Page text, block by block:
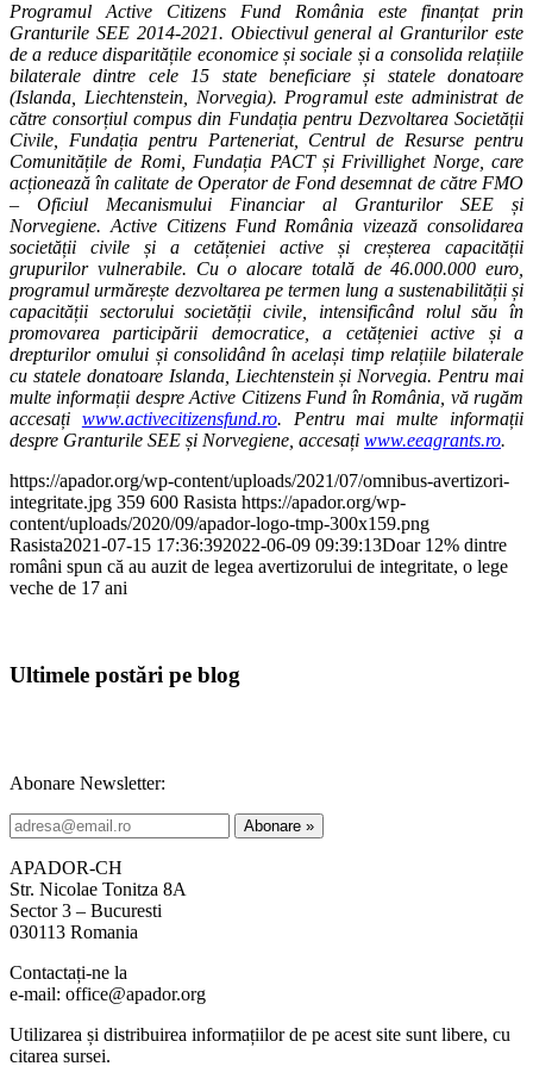
Programul Active Citizens Fund România este finanțat prin
Granturile SEE 2014-2021. Obiectivul general al Granturilor este
de a reduce disparitățile economice și sociale și a consolida relațiile
bilaterale dintre cele 15 state beneficiare și statele donatoare
(Islanda, Liechtenstein, Norvegia). Programul este administrat de
către consorțiul compus din Fundația pentru Dezvoltarea Societății
Civile, Fundația pentru Parteneriat, Centrul de Resurse pentru
Comunitățile de Romi, Fundația PACT și Frivillighet Norge, care
acționează în calitate de Operator de Fond desemnat de către FMO
– Oficiul Mecanismului Financiar al Granturilor SEE și
Norvegiene. Active Citizens Fund România vizează consolidarea
societății civile și a cetățeniei active și creșterea capacității
grupurilor vulnerabile. Cu o alocare totală de 46.000.000 euro,
programul urmărește dezvoltarea pe termen lung a sustenabilității și
capacității sectorului societății civile, intensificând rolul său în
promovarea participării democratice, a cetățeniei active și a
drepturilor omului și consolidând în același timp relațiile bilaterale
cu statele donatoare Islanda, Liechtenstein și Norvegia. Pentru mai
multe informații despre Active Citizens Fund în România, vă rugăm
accesați www.activecitizensfund.ro. Pentru mai multe informații
despre Granturile SEE și Norvegiene, accesați www.eeagrants.ro.
https://apador.org/wp-content/uploads/2021/07/omnibus-avertizori-
integritate.jpg 359 600 Rasista https://apador.org/wp-
content/uploads/2020/09/apador-logo-tmp-300x159.png
Rasista2021-07-15 17:36:392022-06-09 09:39:13Doar 12% dintre
români spun că au auzit de legea avertizorului de integritate, o lege
veche de 17 ani
Ultimele postări pe blog
Abonare Newsletter:
APADOR-CH
Str. Nicolae Tonitza 8A
Sector 3 – Bucuresti
030113 Romania
Contactați-ne la
e-mail: office@apador.org
Utilizarea și distribuirea informațiilor de pe acest site sunt libere, cu
citarea sursei.